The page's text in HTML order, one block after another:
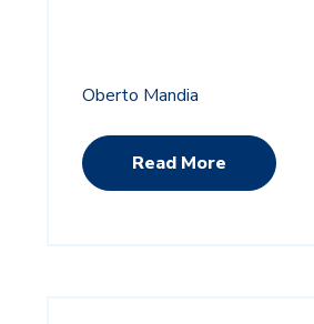
Oberto Mandia
Read More